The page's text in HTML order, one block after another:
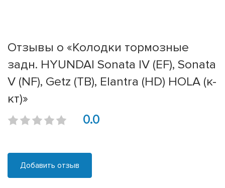
Отзывы о «Колодки тормозные
задн. HYUNDAI Sonata IV (EF), Sonata
V (NF), Getz (TB), Elantra (HD) HOLA (к-
кт)»
0.0
Добавить отзыв